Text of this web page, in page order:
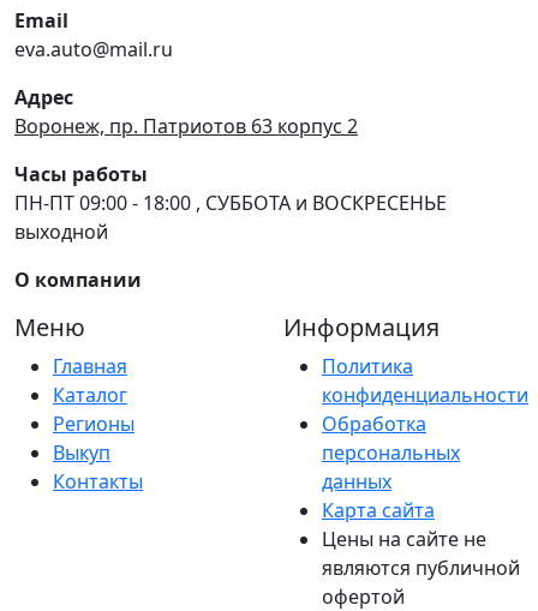
Email
eva.auto@mail.ru
Адрес
Воронеж, пр. Патриотов 63 корпус 2
Часы работы
ПН-ПТ 09:00 - 18:00 , СУББОТА и ВОСКРЕСЕНЬЕ
выходной
О компании
Меню
Главная
Каталог
Регионы
Выкуп
Контакты
Информация
Политика
конфиденциальности
Обработка
персональных
данных
Карта сайта
Цены на сайте не
являются публичной
офертой